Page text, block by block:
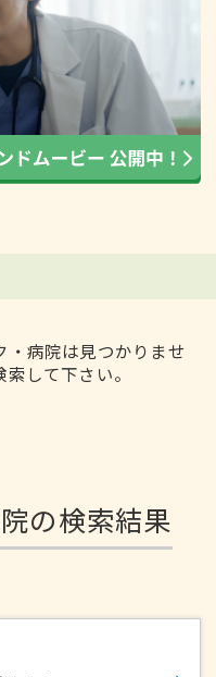
病院は見つかりませ
して下さい。
の検索結果